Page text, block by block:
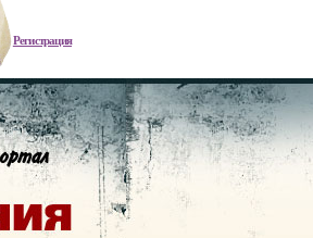
Регистрация